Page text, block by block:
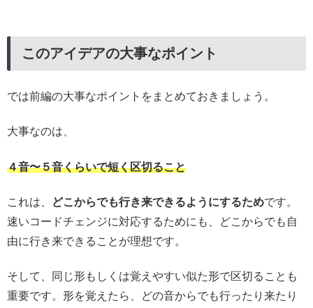
このアイデアの大事なポイント
では前編の大事なポイントをまとめておきましょう。
大事なのは、
４音〜５音くらいで短く区切ること
これは、 どこからでも行き来できるようにするためです。
速いコードチェンジに対応するためにも、どこからでも自
由に行き来できることが理想です。
そして、同じ形もしくは覚えやすい似た形で区切ることも
重要です。形を覚えたら、どの音からでも行ったり来たり